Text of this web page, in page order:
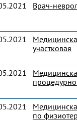
Врач-
участковая
по